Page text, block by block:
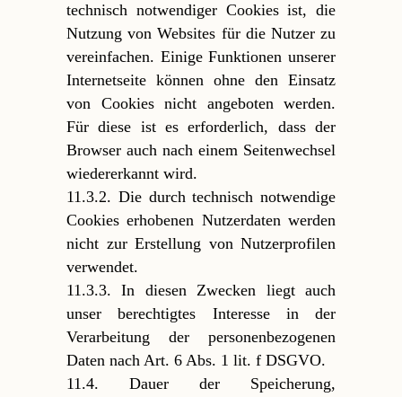
technisch notwendiger Cookies ist, die
Nutzung von Websites für die Nutzer zu
vereinfachen. Einige Funktionen unserer
Internetseite können ohne den Einsatz
von Cookies nicht angeboten werden.
Für diese ist es erforderlich, dass der
Browser auch nach einem Seitenwechsel
wiedererkannt wird.
11.3.2. Die durch technisch notwendige
Cookies erhobenen Nutzerdaten werden
nicht zur Erstellung von Nutzerprofilen
verwendet.
11.3.3. In diesen Zwecken liegt auch
unser berechtigtes Interesse in der
Verarbeitung der personenbezogenen
Daten nach Art. 6 Abs. 1 lit. f DSGVO.
11.4. Dauer der Speicherung,